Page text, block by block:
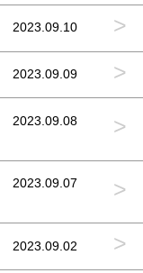
2023.09.10 >
2023.09.09 >
2023.09.08 >
2023.09.07 >
2023.09.02 >